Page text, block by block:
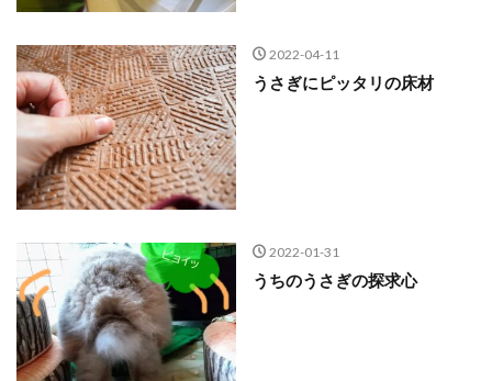
2022-04-11
うさぎにピッタリの床材
2022-01-31
うちのうさぎの探求心